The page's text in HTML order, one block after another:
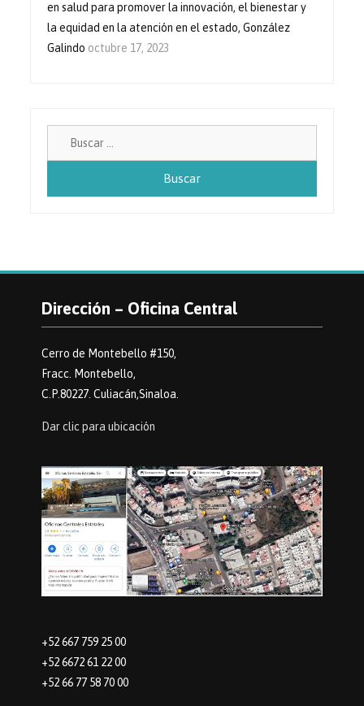
en salud para promover la innovación, el bienestar y
la equidad en la atención en el estado, González
Galindo octubre 17, 2023
Dirección – Oficina Central
Cerro de Montebello #150,
Fracc. Montebello,
C.P.80227. Culiacán,Sinaloa.
Dar clic para ubicación
+52 667 759 25 00
+52 6672 61 22 00
+52 66 77 58 70 00